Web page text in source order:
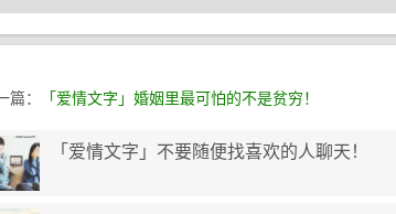
篇： 「爱情文字」婚姻里最可怕的不是贫穷！
「爱情文字」不要随便找喜欢的人聊天！